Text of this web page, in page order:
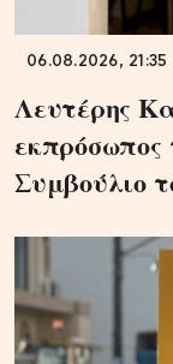
06.08.2026, 21:35
Λευτέρης
εκπρόσωπος
Συμβούλιο